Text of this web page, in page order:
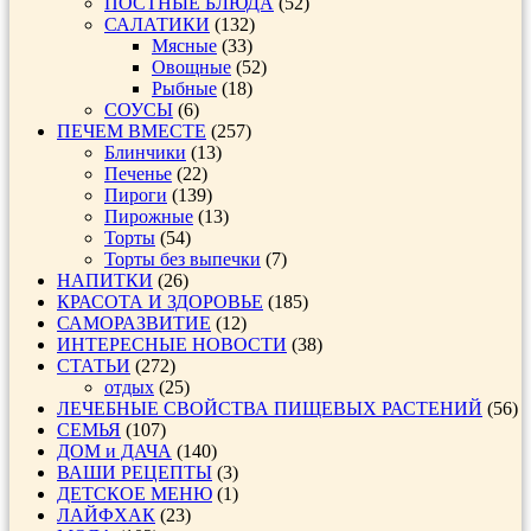
САЛАТИКИ (132)
Мясные (33)
Овощные (52)
Рыбные (18)
СОУСЫ (6)
ПЕЧЕМ ВМЕСТЕ (257)
Блинчики (13)
Печенье (22)
Пироги (139)
Пирожные (13)
Торты (54)
Торты без выпечки (7)
НАПИТКИ (26)
КРАСОТА И ЗДОРОВЬЕ (185)
САМОРАЗВИТИЕ (12)
ИНТЕРЕСНЫЕ НОВОСТИ (38)
СТАТЬИ (272)
отдых (25)
ЛЕЧЕБНЫЕ СВОЙСТВА ПИЩЕВЫХ РАСТЕНИЙ (56)
СЕМЬЯ (107)
ДОМ и ДАЧА (140)
ВАШИ РЕЦЕПТЫ (3)
ДЕТСКОЕ МЕНЮ (1)
ЛАЙФХАК (23)